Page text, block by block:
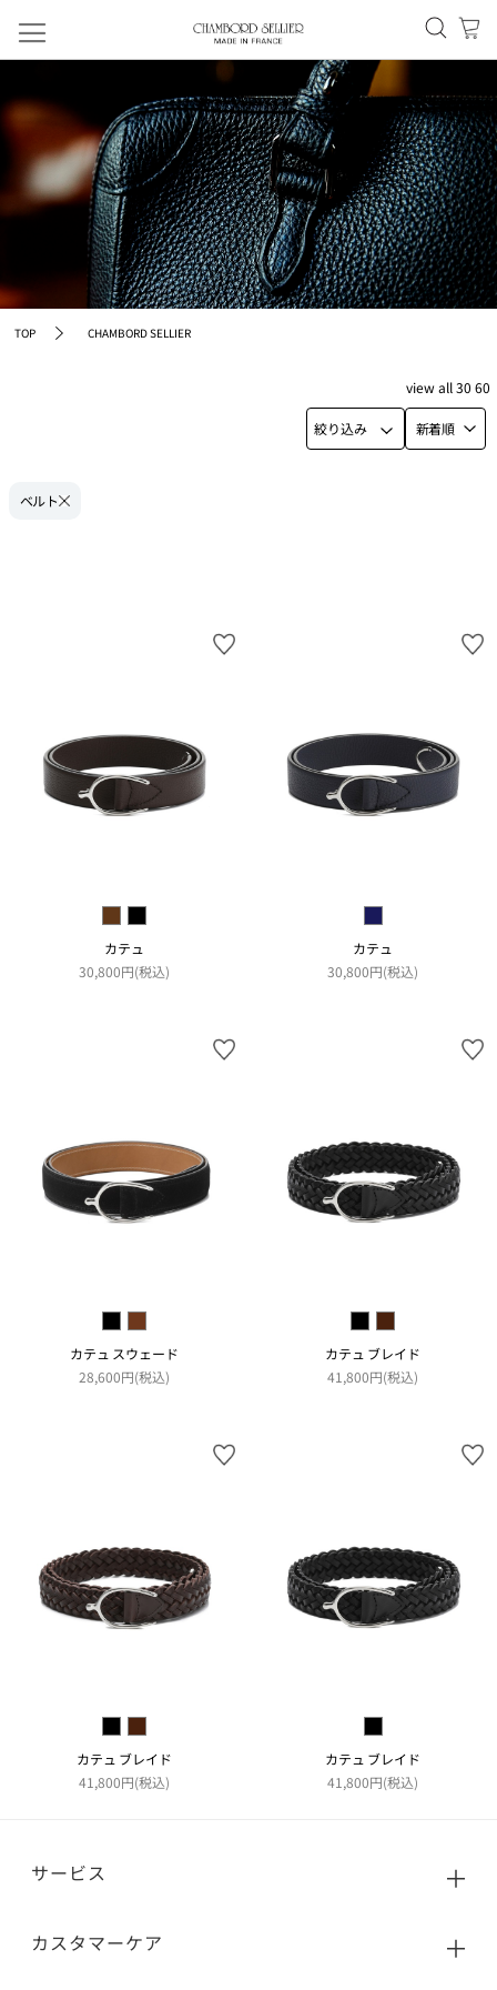
TOP CHAMBORD SELLIER
絞り込み 新着順
viewall30 60
ベルト
カテュ
30,800円(税込)
カテュ
30,800円(税込)
カテュ スウェード
28,600円(税込)
カテュ ブレイド
41,800円(税込)
カテュ ブレイド
41,800円(税込)
カテュ ブレイド
41,800円(税込)
サービス
カスタマーケア